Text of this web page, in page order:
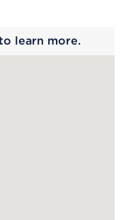
learn more.